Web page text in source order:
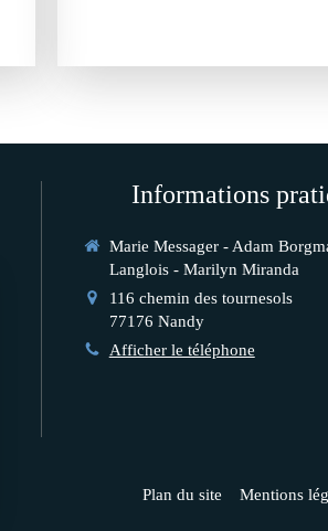
Informations
Marie Messager - Adam
Langlois - Marilyn Miranda
116 chemin des tournesols
77176 Nandy
Afficher le téléphone
Plan du site Mentions